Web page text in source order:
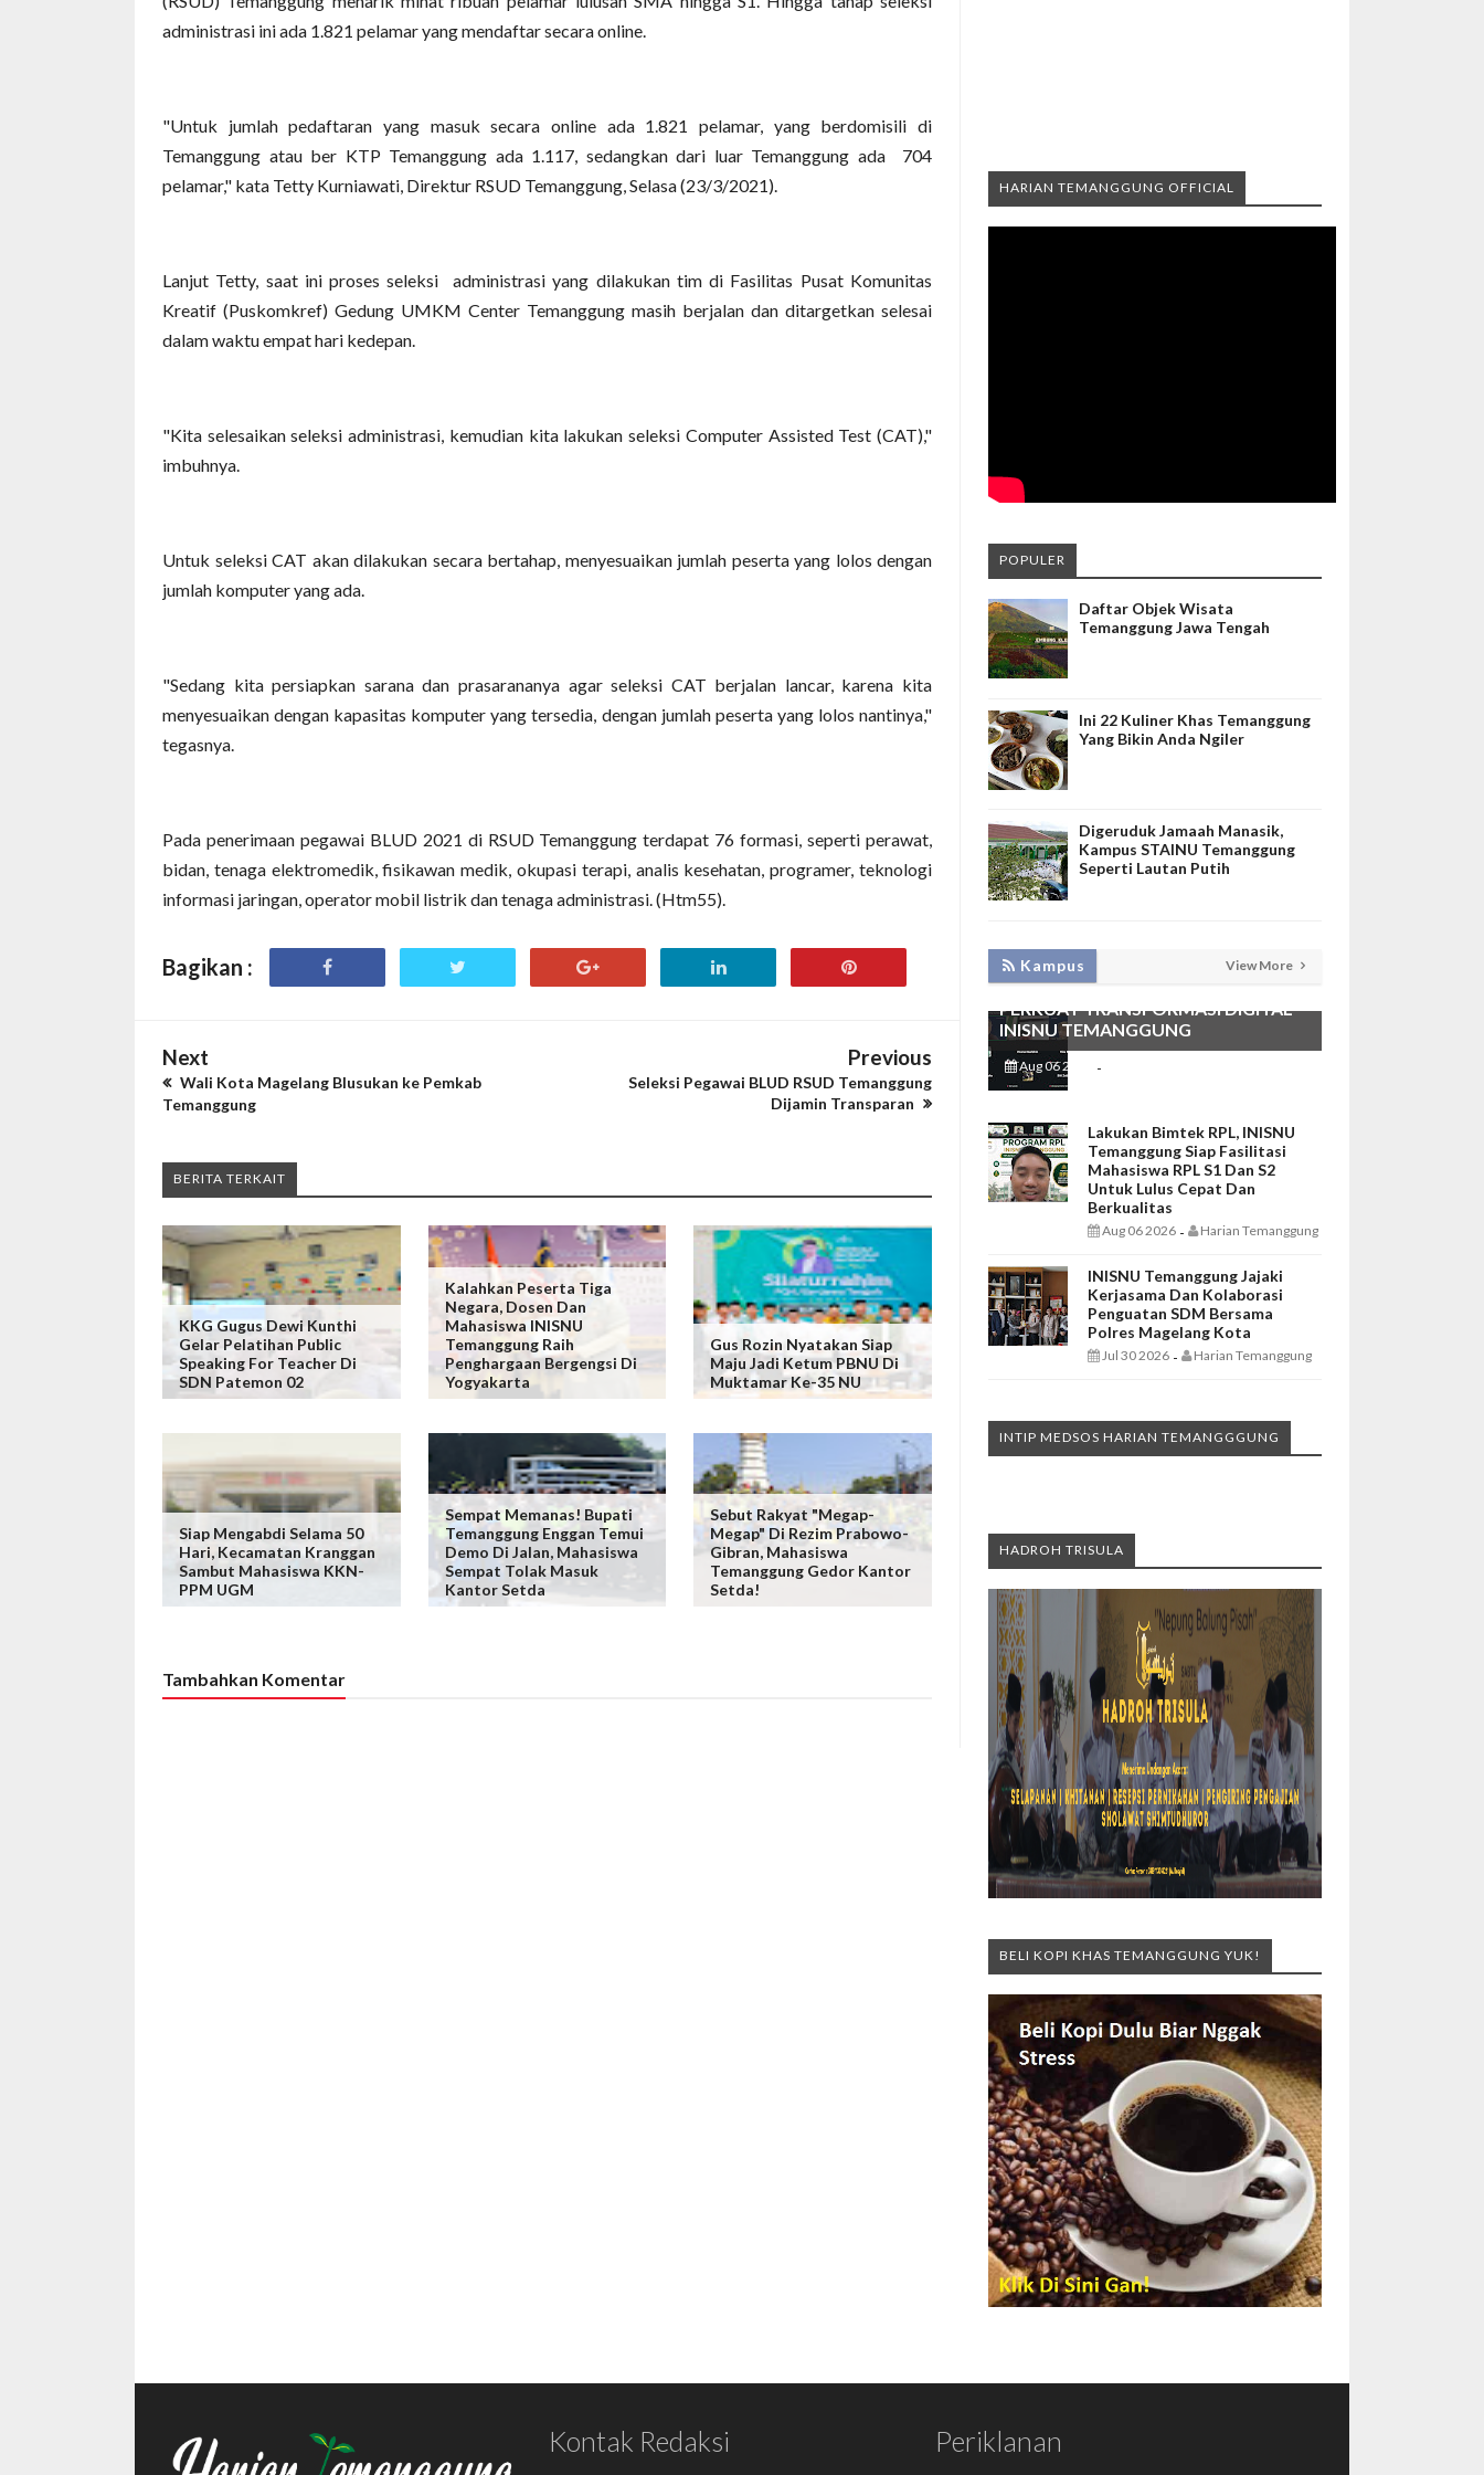
administrasi ini ada 1.821 pelamar yang mendaftar secara online.
"Untuk jumlah pedaftaran yang masuk secara online ada 1.821 pelamar, yang berdomisili di
Temanggung atau ber KTP Temanggung ada 1.117, sedangkan dari luar Temanggung ada 704
pelamar," kata Tetty Kurniawati, Direktur RSUD Temanggung, Selasa (23/3/2021).
Lanjut Tetty, saat ini proses seleksi administrasi yang dilakukan tim di Fasilitas Pusat Komunitas
Kreatif (Puskomkref) Gedung UMKM Center Temanggung masih berjalan dan ditargetkan selesai
dalam waktu empat hari kedepan.
"Kita selesaikan seleksi administrasi, kemudian kita lakukan seleksi Computer Assisted Test (CAT),"
imbuhnya.
Untuk seleksi CAT akan dilakukan secara bertahap, menyesuaikan jumlah peserta yang lolos dengan
jumlah komputer yang ada.
"Sedang kita persiapkan sarana dan prasarananya agar seleksi CAT berjalan lancar, karena kita
menyesuaikan dengan kapasitas komputer yang tersedia, dengan jumlah peserta yang lolos nantinya,"
tegasnya.
Pada penerimaan pegawai BLUD 2021 di RSUD Temanggung terdapat 76 formasi, seperti perawat,
bidan, tenaga elektromedik, fisikawan medik, okupasi terapi, analis kesehatan, programer, teknologi
informasi jaringan, operator mobil listrik dan tenaga administrasi. (Htm55).
Bagikan :
Next
Wali Kota Magelang Blusukan ke Pemkab
Temanggung
Previous
Seleksi Pegawai BLUD RSUD Temanggung
Dijamin Transparan
BERITA TERKAIT
KKG Gugus Dewi Kunthi
Gelar Pelatihan Public
Speaking For Teacher Di
SDN Patemon 02
Kalahkan Peserta Tiga
Negara, Dosen Dan
Mahasiswa INISNU
Temanggung Raih
Penghargaan Bergengsi Di
Yogyakarta
Gus Rozin Nyatakan Siap
Maju Jadi Ketum PBNU Di
Muktamar Ke-35 NU
Siap Mengabdi Selama 50
Hari, Kecamatan Kranggan
Sambut Mahasiswa KKN-
PPM UGM
Sempat Memanas! Bupati
Temanggung Enggan Temui
Demo Di Jalan, Mahasiswa
Sempat Tolak Masuk
Kantor Setda
Sebut Rakyat "Megap-
Megap" Di Rezim Prabowo-
Gibran, Mahasiswa
Temanggung Gedor Kantor
Setda!
Tambahkan Komentar
HARIAN TEMANGGUNG OFFICIAL
POPULER
Daftar Objek Wisata
Temanggung Jawa Tengah
Ini 22 Kuliner Khas Temanggung
Yang Bikin Anda Ngiler
Digeruduk Jamaah Manasik,
Kampus STAINU Temanggung
Seperti Lautan Putih
Kampus View More
KEMBANGKAN SIM LAYANAN,
HADIRKAN TIM SEVIMA UNTUK
PERKUAT TRANSFORMASI DIGITAL
INISNU TEMANGGUNG
Aug 06 2026 -
Lakukan Bimtek RPL, INISNU
Temanggung Siap Fasilitasi
Mahasiswa RPL S1 Dan S2
Untuk Lulus Cepat Dan
Berkualitas
Aug 06 2026 - Harian Temanggung
INISNU Temanggung Jajaki
Kerjasama Dan Kolaborasi
Penguatan SDM Bersama
Polres Magelang Kota
Jul 30 2026 - Harian Temanggung
INTIP MEDSOS HARIAN TEMANGGGUNG
HADROH TRISULA
BELI KOPI KHAS TEMANGGUNG YUK!
Kontak Redaksi Periklanan